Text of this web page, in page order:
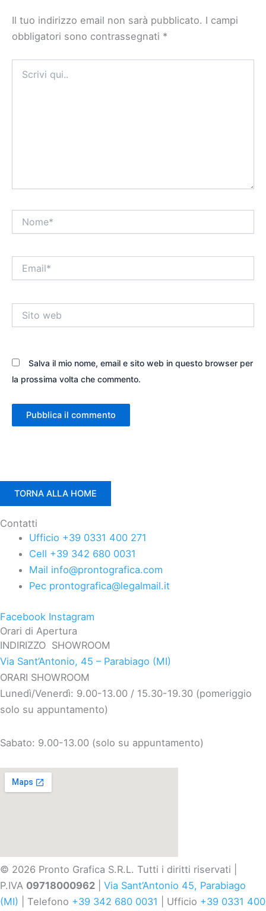
Il tuo indirizzo email non sarà pubblicato. I campi
obbligatori sono contrassegnati *
qui..
web
Salva il mio nome, email e sito web in questo browser per
la prossima volta che commento.
TORNA ALLA HOME
Contatti
Ufficio +39 0331 400 271
Cell +39 342 680 0031
Mail info@prontografica.com
Pec prontografica@legalmail.it
Facebook Instagram
Orari di Apertura
INDIRIZZO SHOWROOM
Via Sant’Antonio, 45 – Parabiago (MI)
ORARI SHOWROOM
Lunedì/Venerdì: 9.00-13.00 / 15.30-19.30 (pomeriggio
solo su appuntamento)
Sabato: 9.00-13.00 (solo su appuntamento)
© 2026 Pronto Grafica S.R.L. Tutti i diritti riservati |
P.IVA 09718000962
Via Sant’Antonio 45, Parabiago
(MI) | Telefono +39 342 680 0031 | Ufficio +39 0331 400